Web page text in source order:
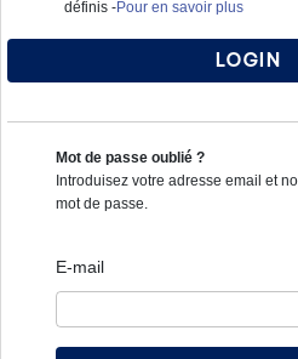
définis -Pour en savoir plus
Login
Mot de passe oublié ?
Introduisez votre adresse email et
mot de passe.
E-mail